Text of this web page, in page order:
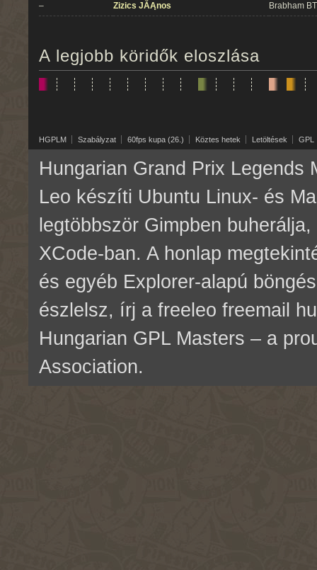
– Zizics JĂĄnos Brabham
A legjobb köridők eloszlása
HGPLM Szabályzat 60fps kupa (26.) Köztes hetek Letöltések GPL
Hungarian Grand Prix Legends
Leo készíti Ubuntu Linux- és
legtöbbször Gimpben
XCode-ban. A honlap
és egyéb Explorer-alapú
észlelsz, írj a freeleo freemail
Hungarian GPL Masters – a
Association.